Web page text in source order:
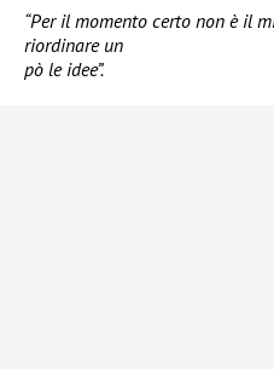
“Per il momento certo non è il
riordinare un
pò le idee”.